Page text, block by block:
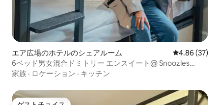
エア広場のホテルのシェアルーム レビュー37
4.86 (37)
6ベッド男女混合ドミトリー エンスイート@ Snoozles
Galway City
家族 · ロケーション · キッチン